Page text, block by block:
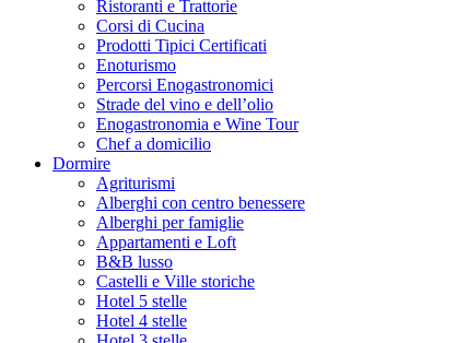
Ristoranti e Trattorie
Corsi di Cucina
Prodotti Tipici Certificati
Enoturismo
Percorsi Enogastronomici
Strade del vino e dell’olio
Enogastronomia e Wine Tour
Chef a domicilio
Dormire
Agriturismi
Alberghi con centro benessere
Alberghi per famiglie
Appartamenti e Loft
B&B lusso
Castelli e Ville storiche
Hotel 5 stelle
Hotel 4 stelle